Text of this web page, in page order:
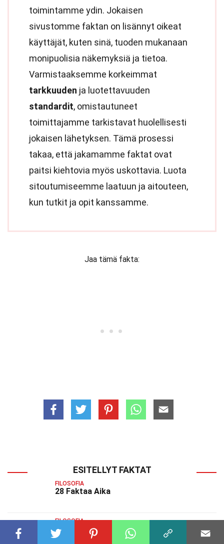
toimintamme ydin. Jokaisen
sivustomme faktan on lisännyt oikeat
käyttäjät, kuten sinä, tuoden mukanaan
monipuolisia näkemyksiä ja tietoa.
Varmistaaksemme korkeimmat
tarkkuuden ja luotettavuuden
standardit, omistautuneet
toimittajamme tarkistavat huolellisesti
jokaisen lähetyksen. Tämä prosessi
takaa, että jakamamme faktat ovat
paitsi kiehtovia myös uskottavia. Luota
sitoutumiseemme laatuun ja aitouteen,
kun tutkit ja opit kanssamme.
Jaa tämä fakta:
ESITELLYT FAKTAT
FILOSOFIA
28 Faktaa Aika
FILOSOFIA
25 Faktaa Yhteysverkostoteoria